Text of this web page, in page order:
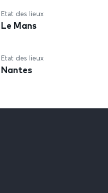
Etat des lieux
Le Mans
Etat des lieux
Nantes